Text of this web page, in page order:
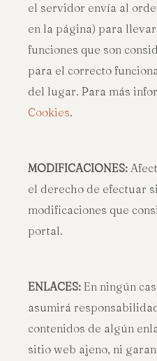
el servidor envía al
en la página) para
funciones que son
para el correcto
del lugar. Para más
Cookies.
MODIFICACIONES:
el derecho de efectuar
modificaciones que
portal.
ENLACES: En ningún
asumirá
contenidos de algún
sitio web ajeno, ni